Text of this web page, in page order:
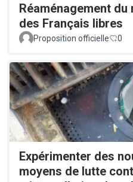
Réaménagement
des Français libres
Proposition officielle 0
Expérimenter des
moyens de lutte